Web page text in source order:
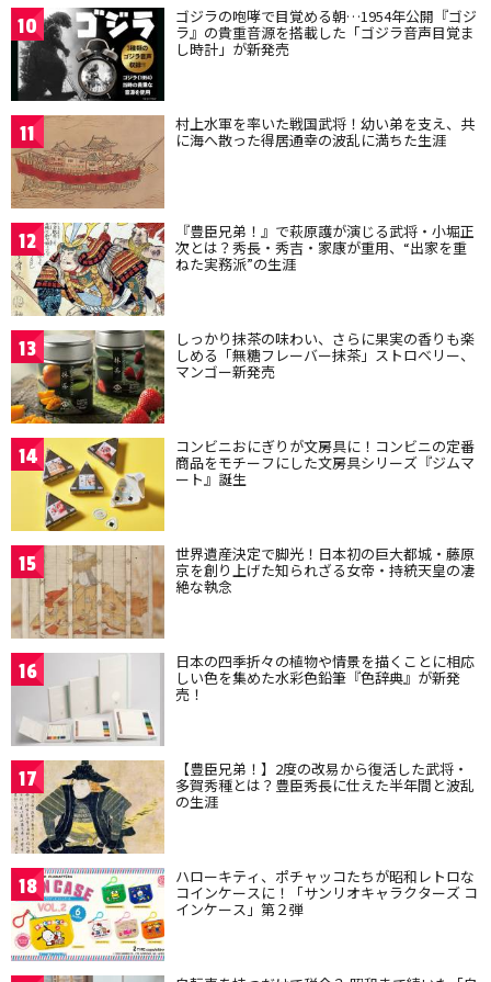
10 ゴジラの咆哮で目覚める朝…1954年公開『ゴジ
ラ』の貴重音源を搭載した「ゴジラ音声目覚ま
し時計」が新発売
11 村上水軍を率いた戦国武将！幼い弟を支え、共
に海へ散った得居通幸の波乱に満ちた生涯
12 『豊臣兄弟！』で萩原護が演じる武将・小堀正
次とは？秀長・秀吉・家康が重用、“出家を重
ねた実務派”の生涯
13 しっかり抹茶の味わい、さらに果実の香りも楽
しめる「無糖フレーバー抹茶」ストロベリー、
マンゴー新発売
14 コンビニおにぎりが文房具に！コンビニの定番
商品をモチーフにした文房具シリーズ『ジムマ
ート』誕生
15 世界遺産決定で脚光！日本初の巨大都城・藤原
京を創り上げた知られざる女帝・持統天皇の凄
絶な執念
16 日本の四季折々の植物や情景を描くことに相応
しい色を集めた水彩色鉛筆『色辞典』が新発
売！
17 【豊臣兄弟！】2度の改易から復活した武将・
多賀秀種とは？豊臣秀長に仕えた半年間と波乱
の生涯
18 ハローキティ、ポチャッコたちが昭和レトロな
コインケースに！「サンリオキャラクターズ コ
インケース」第２弾